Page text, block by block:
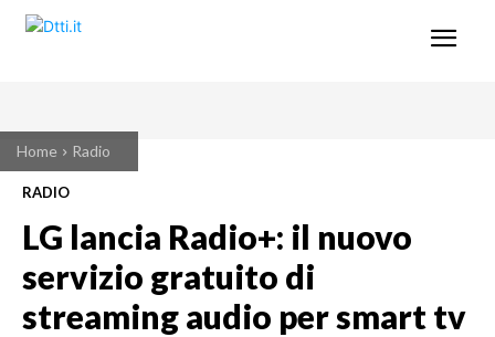
Home Radio
RADIO
LG lancia Radio+: il nuovo
servizio gratuito di
streaming audio per smart tv